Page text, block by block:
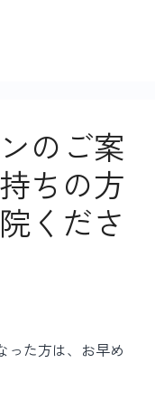
のご案
ちの方
くださ
った方は、お早め